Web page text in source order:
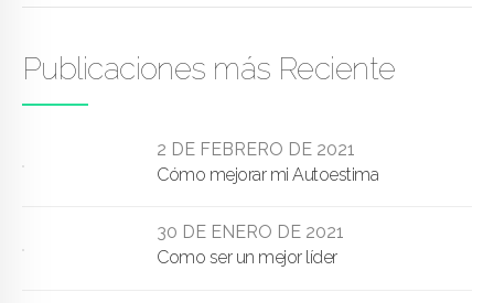
Publicaciones más Reciente
2 DE FEBRERO DE 2021
Cómo mejorar mi Autoestima
30 DE ENERO DE 2021
Como ser un mejor líder